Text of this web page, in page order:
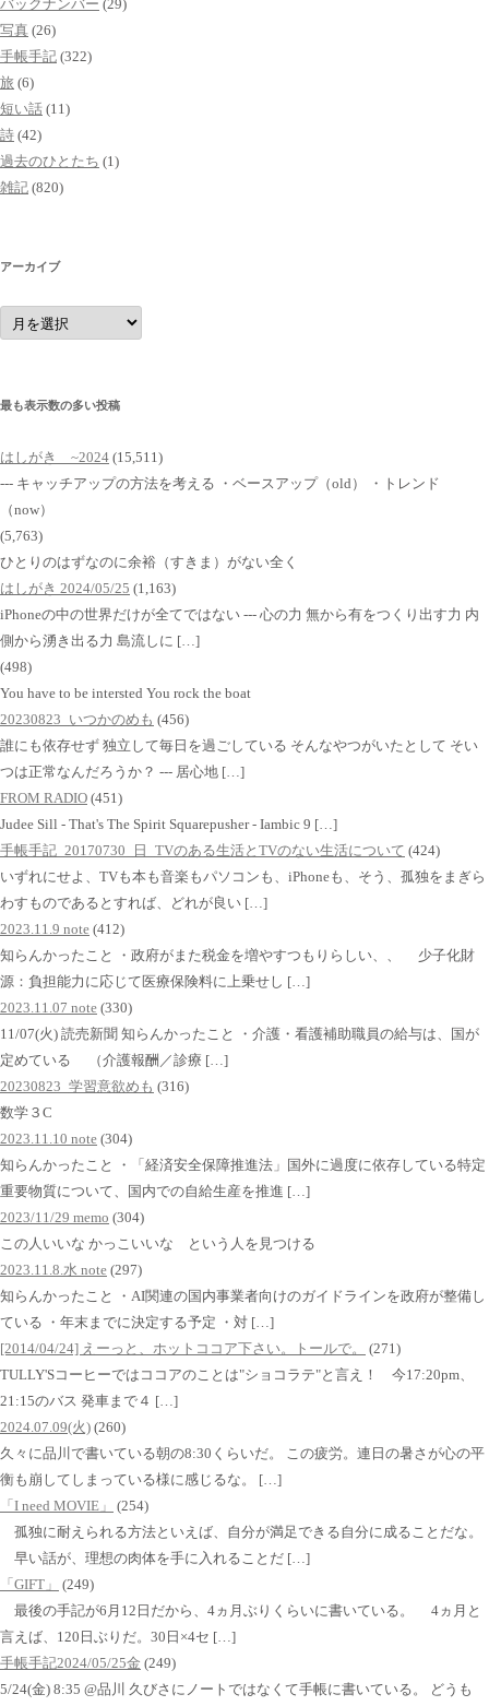
バックナンバー (29)
写真 (26)
手帳手記 (322)
旅 (6)
短い話 (11)
詩 (42)
過去のひとたち (1)
雑記 (820)
アーカイブ
ア
イ
ブ
最も表示数の多い投稿
はしがき ~2024 (15,511)
--- キャッチアップの方法を考える ・ベースアップ（old） ・トレンド
（now）
(5,763)
ひとりのはずなのに余裕（すきま）がない全く
はしがき 2024/05/25 (1,163)
iPhoneの中の世界だけが全てではない --- 心の力 無から有をつくり出す力 内
側から湧き出る力 島流しに […]
(498)
You have to be intersted You rock the boat
20230823_いつかのめも (456)
誰にも依存せず 独立して毎日を過ごしている そんなやつがいたとして そい
つは正常なんだろうか？ --- 居心地 […]
FROM RADIO (451)
Judee Sill - That's The Spirit Squarepusher - Iambic 9 […]
手帳手記_20170730_日_TVのある生活とTVのない生活について (424)
いずれにせよ、TVも本も音楽もパソコンも、iPhoneも、そう、孤独をまぎら
わすものであるとすれば、どれが良い […]
2023.11.9 note (412)
知らんかったこと ・政府がまた税金を増やすつもりらしい、、 少子化財
源：負担能力に応じて医療保険料に上乗せし […]
2023.11.07 note (330)
11/07(火) 読売新聞 知らんかったこと ・介護・看護補助職員の給与は、国が
定めている （介護報酬／診療 […]
20230823_学習意欲めも (316)
数学３C
2023.11.10 note (304)
知らんかったこと ・「経済安全保障推進法」国外に過度に依存している特定
重要物質について、国内での自給生産を推進 […]
2023/11/29 memo (304)
この人いいな かっこいいな という人を見つける
2023.11.8.水 note (297)
知らんかったこと ・AI関連の国内事業者向けのガイドラインを政府が整備し
ている ・年末までに決定する予定 ・対 […]
[2014/04/24] えーっと、ホットココア下さい。トールで。
(271)
TULLY'Sコーヒーではココアのことは"ショコラテ"と言え！ 今17:20pm、
21:15のバス 発車まで４ […]
2024.07.09(火) (260)
久々に品川で書いている朝の8:30くらいだ。 この疲労。連日の暑さが心の平
衡も崩してしまっている様に感じるな。 […]
「I need MOVIE」
(254)
孤独に耐えられる方法といえば、自分が満足できる自分に成ることだな。
早い話が、理想の肉体を手に入れることだ […]
「GIFT」
(249)
最後の手記が6月12日だから、4ヵ月ぶりくらいに書いている。 4ヵ月と
言えば、120日ぶりだ。30日×4セ […]
手帳手記2024/05/25金 (249)
5/24(金) 8:35 @品川 久びさにノートではなくて手帳に書いている。 どうも